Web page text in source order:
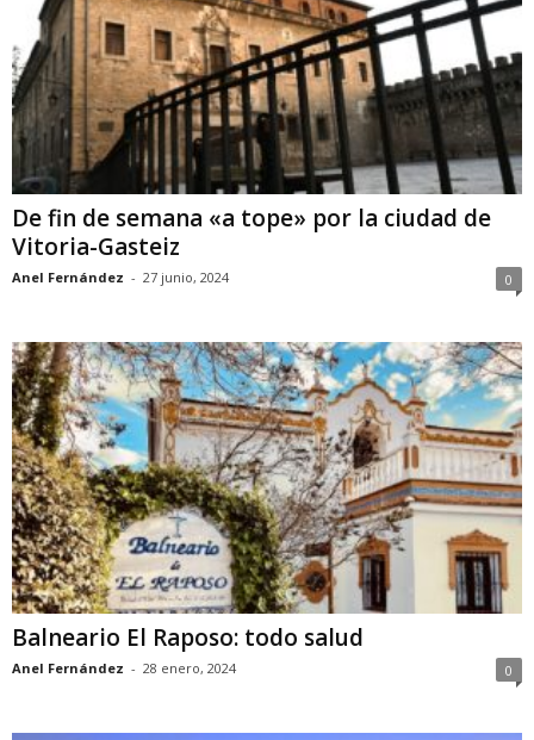
De fin de semana «a tope» por la ciudad de
Vitoria-Gasteiz
Anel Fernández - 27 junio, 2024 0
Balneario El Raposo: todo salud
Anel Fernández - 28 enero, 2024 0